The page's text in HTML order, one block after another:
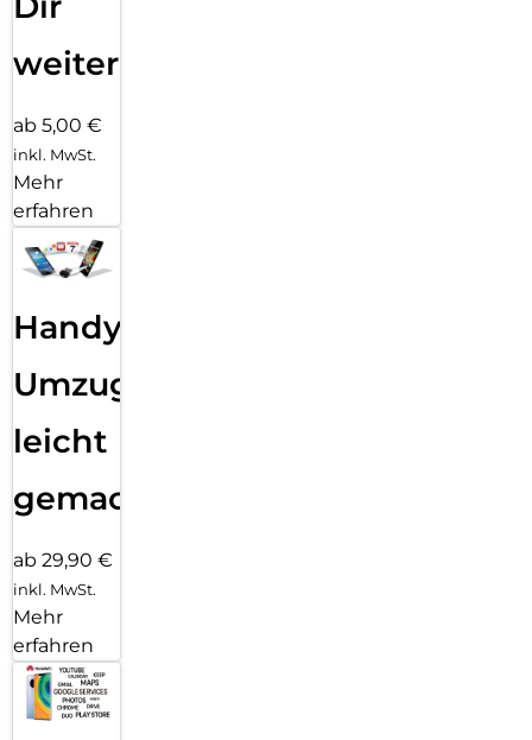
weiter
ab 5,00 €
inkl. MwSt.
Mehr
erfahren
Handy
Umzug
leicht
gemacht!
ab 29,90 €
inkl. MwSt.
Mehr
erfahren